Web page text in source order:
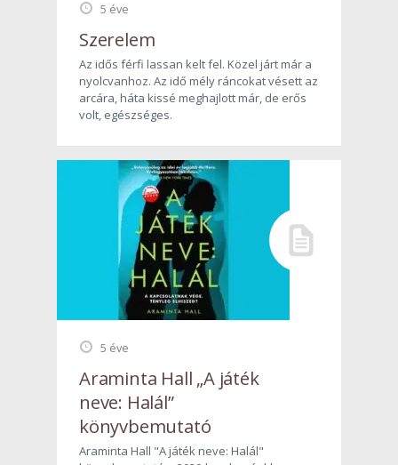
5 éve
Szerelem
Az idős férfi lassan kelt fel. Közel járt már a
nyolcvanhoz. Az idő mély ráncokat vésett az
arcára, háta kissé meghajlott már, de erős
volt, egészséges.
5 éve
Araminta Hall „A játék
neve: Halál”
könyvbemutató
Araminta Hall "A játék neve: Halál"